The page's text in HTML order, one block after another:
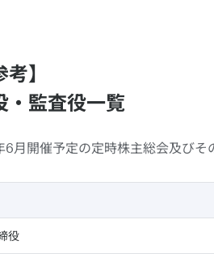
考】
・監査役一覧
6月開催予定の定時株主総会及びそ
役